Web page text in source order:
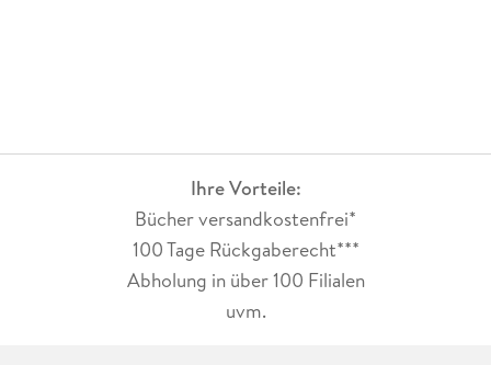
Ihre Vorteile:
Bücher versandkostenfrei*
100 Tage Rückgaberecht***
Abholung in über 100 Filialen
uvm.